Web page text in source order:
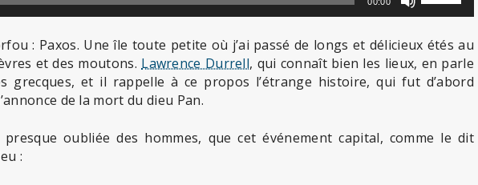
haut/bas
pour
augmenter
le
: Paxos. Une île toute petite où j’ai passé de longs et délicieux étés au
et des moutons. Lawrence Durrell, qui connaît bien les lieux, en parle
grecques, et il rappelle à ce propos l’étrange histoire, qui fut d’abord
de la mort du dieu Pan.
oubliée des hommes, que cet événement capital, comme le dit
: